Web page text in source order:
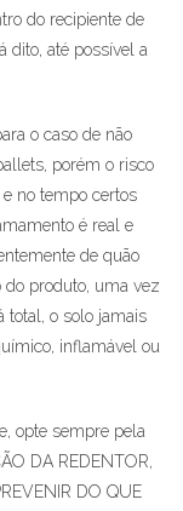
do recipiente de
dito, até possível a
o caso de não
porém o risco
no tempo certos
é real e
de quão
do produto, uma vez
total, o solo jamais
inflamável ou
opte sempre pela
DA REDENTOR,
DO QUE